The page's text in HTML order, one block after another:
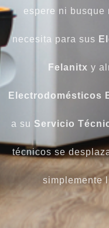
espere ni busque
necesita para sus
Felanitx y
Electrodomésticos
a su Servicio
técnicos se
simplemente